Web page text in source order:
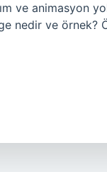
ve animasyon
nedir ve örnek?